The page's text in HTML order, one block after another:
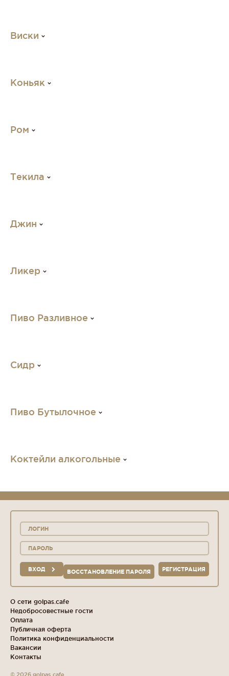
Виски
Коньяк
Ром
Текила
Джин
Ликер
Пиво Разливное
Сидр
Пиво Бутылочное
Коктейли алкогольные
ВХОД РЕГИСТРАЦИЯ
ВОССТАНОВЛЕНИЕ ПАРОЛЯ
О сети golpas.cafe
Недобросовестные гости
Оплата
Публичная оферта
Политика конфиденциальности
Вакансии
Контакты
© 2026 golpas.cafe